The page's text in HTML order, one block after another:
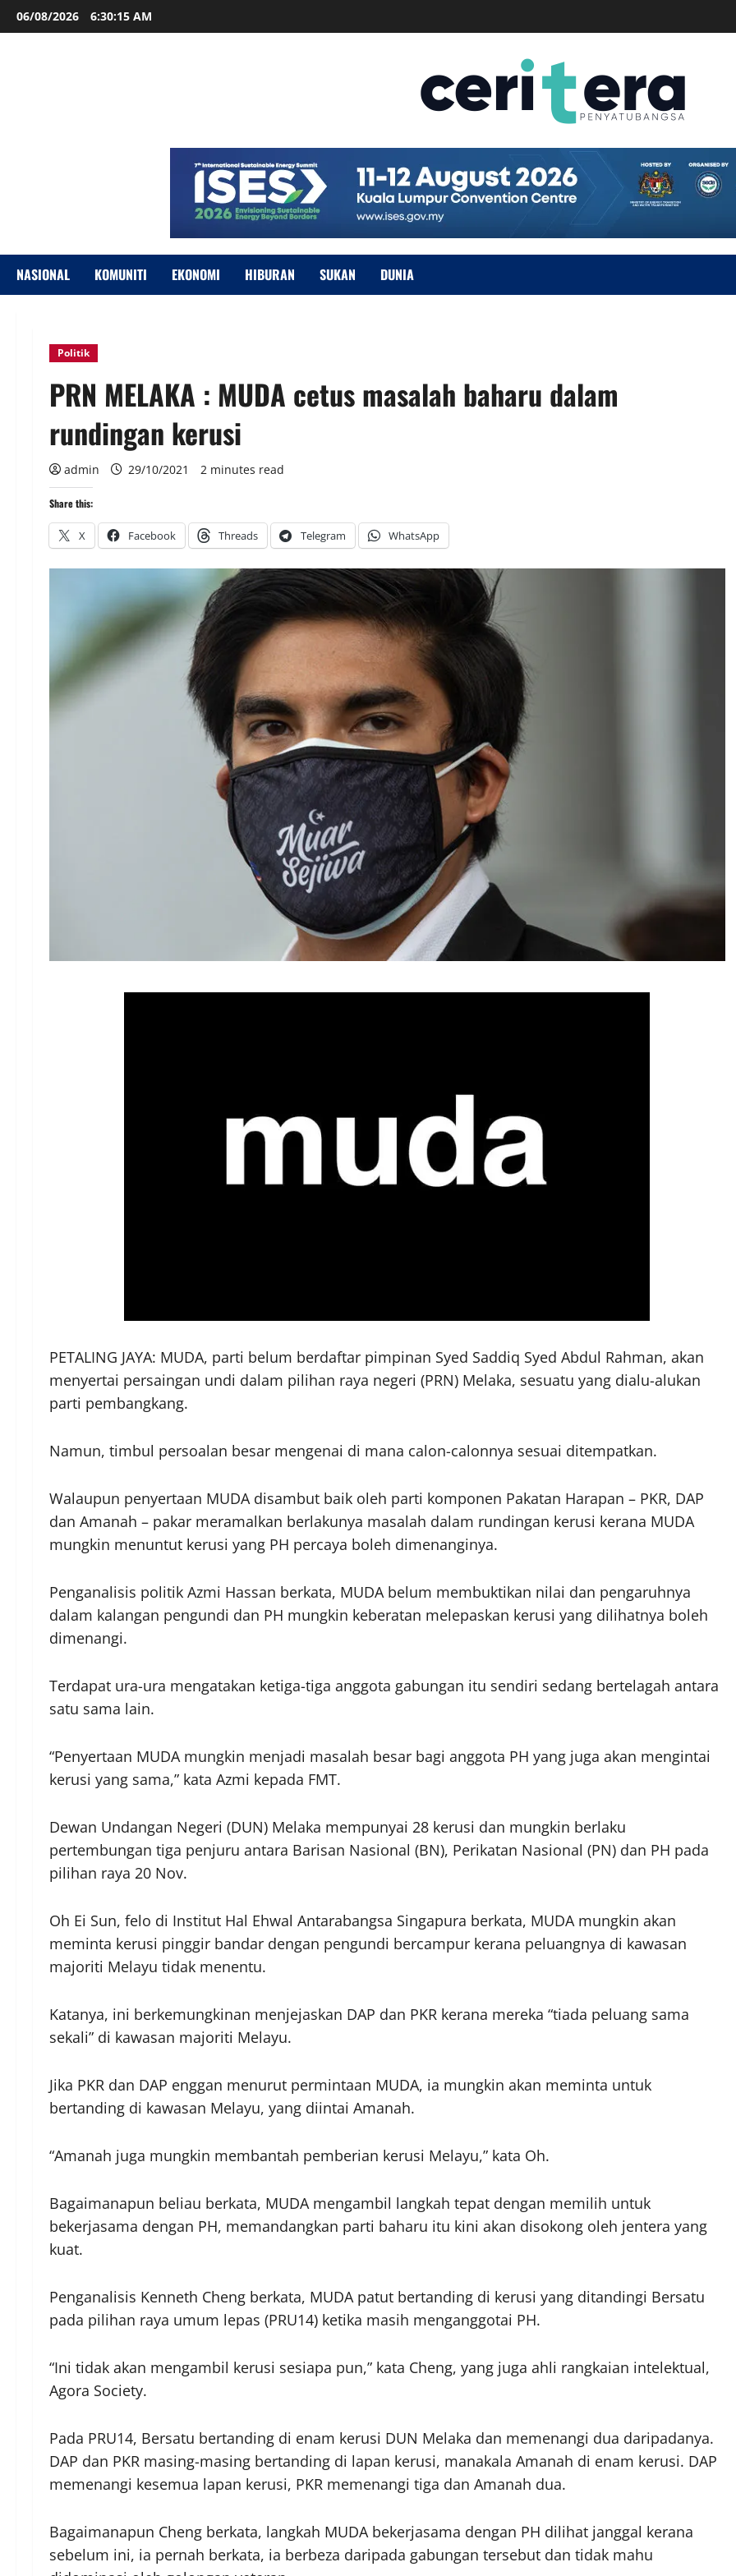
06/08/2026 6:30:16 AM
NASIONAL KOMUNITI EKONOMI HIBURAN SUKAN DUNIA
Politik
PRN MELAKA : MUDA cetus masalah baharu dalam
rundingan kerusi
admin 29/10/2021 2 minutes read
Share this:
X Facebook Threads Telegram WhatsApp
PETALING JAYA: MUDA, parti belum berdaftar pimpinan Syed Saddiq Syed Abdul Rahman, akan
menyertai persaingan undi dalam pilihan raya negeri (PRN) Melaka, sesuatu yang dialu-alukan
parti pembangkang.
Namun, timbul persoalan besar mengenai di mana calon-calonnya sesuai ditempatkan.
Walaupun penyertaan MUDA disambut baik oleh parti komponen Pakatan Harapan – PKR, DAP
dan Amanah – pakar meramalkan berlakunya masalah dalam rundingan kerusi kerana MUDA
mungkin menuntut kerusi yang PH percaya boleh dimenanginya.
Penganalisis politik Azmi Hassan berkata, MUDA belum membuktikan nilai dan pengaruhnya
dalam kalangan pengundi dan PH mungkin keberatan melepaskan kerusi yang dilihatnya boleh
dimenangi.
Terdapat ura-ura mengatakan ketiga-tiga anggota gabungan itu sendiri sedang bertelagah antara
satu sama lain.
“Penyertaan MUDA mungkin menjadi masalah besar bagi anggota PH yang juga akan mengintai
kerusi yang sama,” kata Azmi kepada FMT.
Dewan Undangan Negeri (DUN) Melaka mempunyai 28 kerusi dan mungkin berlaku
pertembungan tiga penjuru antara Barisan Nasional (BN), Perikatan Nasional (PN) dan PH pada
pilihan raya 20 Nov.
Oh Ei Sun, felo di Institut Hal Ehwal Antarabangsa Singapura berkata, MUDA mungkin akan
meminta kerusi pinggir bandar dengan pengundi bercampur kerana peluangnya di kawasan
majoriti Melayu tidak menentu.
Katanya, ini berkemungkinan menjejaskan DAP dan PKR kerana mereka “tiada peluang sama
sekali” di kawasan majoriti Melayu.
Jika PKR dan DAP enggan menurut permintaan MUDA, ia mungkin akan meminta untuk
bertanding di kawasan Melayu, yang diintai Amanah.
“Amanah juga mungkin membantah pemberian kerusi Melayu,” kata Oh.
Bagaimanapun beliau berkata, MUDA mengambil langkah tepat dengan memilih untuk
bekerjasama dengan PH, memandangkan parti baharu itu kini akan disokong oleh jentera yang
kuat.
Penganalisis Kenneth Cheng berkata, MUDA patut bertanding di kerusi yang ditandingi Bersatu
pada pilihan raya umum lepas (PRU14) ketika masih menganggotai PH.
“Ini tidak akan mengambil kerusi sesiapa pun,” kata Cheng, yang juga ahli rangkaian intelektual,
Agora Society.
Pada PRU14, Bersatu bertanding di enam kerusi DUN Melaka dan memenangi dua daripadanya.
DAP dan PKR masing-masing bertanding di lapan kerusi, manakala Amanah di enam kerusi. DAP
memenangi kesemua lapan kerusi, PKR memenangi tiga dan Amanah dua.
Bagaimanapun Cheng berkata, langkah MUDA bekerjasama dengan PH dilihat janggal kerana
sebelum ini, ia pernah berkata, ia berbeza daripada gabungan tersebut dan tidak mahu